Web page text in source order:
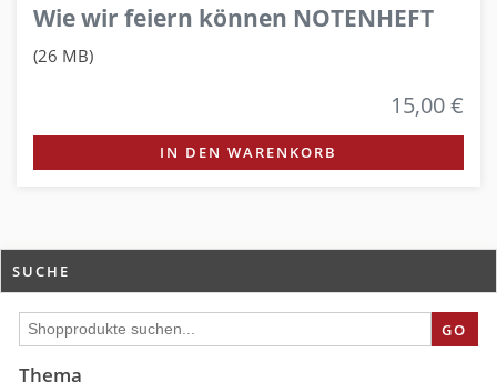
Wie wir feiern können NOTENHEFT
(26 MB)
15,00 €
IN DEN WARENKORB
SUCHE
GO
Thema